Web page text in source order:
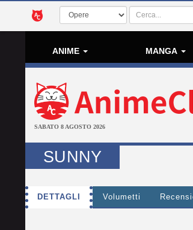
ANIME MANGA
SABATO 8 AGOSTO 2026
SUNNY
DETTAGLI Volumetti